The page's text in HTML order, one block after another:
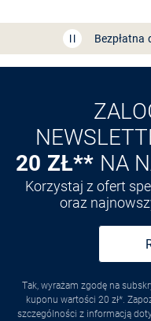
Odkryj
20 ZŁ** NA
Korzystaj z ofert
oraz
Tak, wyrażam zgodę na
kuponu wartości 20 zł*.
szczególności z informacją